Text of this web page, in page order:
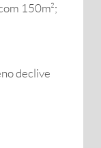
150m²;
declive